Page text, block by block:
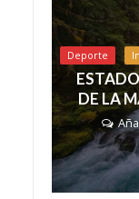
Deporte
DE LA